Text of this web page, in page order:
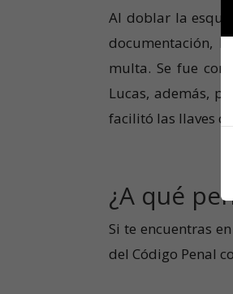
Al doblar la
documentación,
multa. Se fue
Lucas, además,
facilitó las llaves
¿A qué
Si te encuentras
del Código Penal